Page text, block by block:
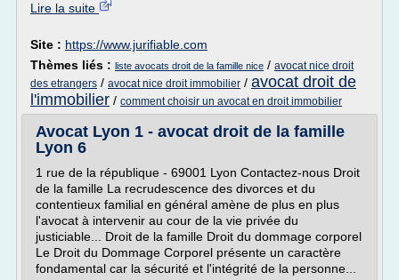
Lire la suite
Site : https://www.jurifiable.com
Thèmes liés : liste avocats droit de la famille nice / avocat nice droit
des etrangers / avocat nice droit immobilier / avocat droit de
l'immobilier / comment choisir un avocat en droit immobilier
Avocat Lyon 1 - avocat droit de la famille
Lyon 6
1 rue de la république - 69001 Lyon Contactez-nous Droit
de la famille La recrudescence des divorces et du
contentieux familial en général amène de plus en plus
l'avocat à intervenir au cour de la vie privée du
justiciable... Droit de la famille Droit du dommage corporel
Le Droit du Dommage Corporel présente un caractère
fondamental car la sécurité et l'intégrité de la personne...